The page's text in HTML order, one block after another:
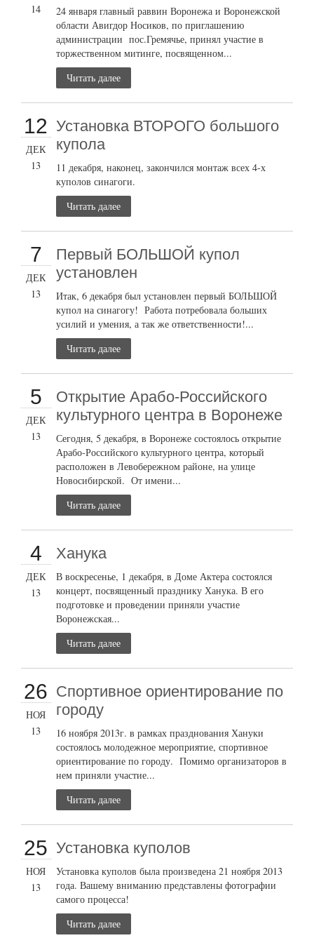
14
24 января главный раввин Воронежа и Воронежской
области Авигдор Носиков, по приглашению
администрации пос.Гремячье, принял участие в
торжественном митинге, посвященном...
Читать далее
12
ДЕК
13
Установка ВТОРОГО большого
купола
11 декабря, наконец, закончился монтаж всех 4-х
куполов синагоги.
Читать далее
7
ДЕК
13
Первый БОЛЬШОЙ купол
установлен
Итак, 6 декабря был установлен первый БОЛЬШОЙ
купол на синагогу! Работа потребовала больших
усилий и умения, а так же ответственности!...
Читать далее
5
ДЕК
13
Открытие Арабо-Российского
культурного центра в Воронеже
Сегодня, 5 декабря, в Воронеже состоялось открытие
Арабо-Российского культурного центра, который
расположен в Левобережном районе, на улице
Новосибирской. От имени...
Читать далее
4
ДЕК
13
Ханука
В воскресенье, 1 декабря, в Доме Актера состоялся
концерт, посвященный празднику Ханука. В его
подготовке и проведении приняли участие
Воронежская...
Читать далее
26
НОЯ
13
Cпортивное ориентирование по
городу
16 ноября 2013г. в рамках празднования Хануки
состоялось молодежное мероприятие, спортивное
ориентирование по городу. Помимо организаторов в
нем приняли участие...
Читать далее
25
НОЯ
13
Установка куполов
Установка куполов была произведена 21 ноября 2013
года. Вашему вниманию представлены фотографии
самого процесса!
Читать далее